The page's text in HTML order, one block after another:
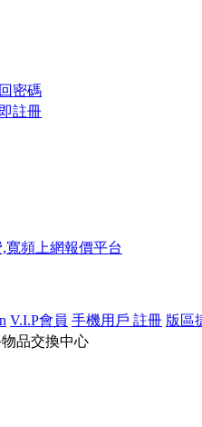
密碼
註冊
寬頻上網報價平台
V.I.P會員 手機用戶 註冊 版區
品交換中心